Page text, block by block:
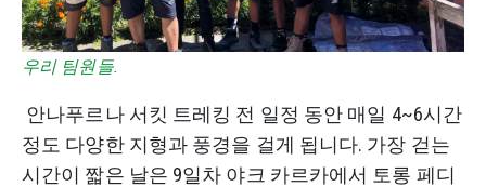
우리 팀원들.
안나푸르나 서킷 트레킹 전 일정 동안 매일 4~6시간
정도 다양한 지형과 풍경을 걸게 됩니다. 가장 걷는
시간이 짧은 날은 9일차 야크 카르카에서 토롱 페디